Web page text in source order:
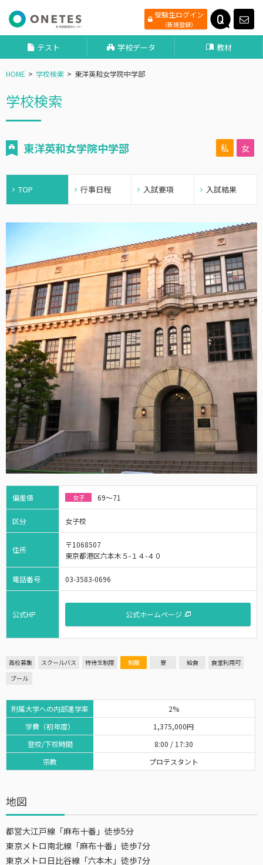
受験生ログイン
（新規登録）
テスト 学校データ 教材
HOME 学校検索 東洋英和女学院中学部
学校検索
東洋英和女学院中学部 私 女
TOP 行事日程 入試要項 入試結果
偏差値 女子 69～71
区分 女子校
住所
〒1068507
東京都港区六本木５-１４-４０
電話番号 03-3583-0696
公式HP 公式ホームページ
高校募集 スクールバス 特待生制度 制服 寮 給食
食堂利用可
プール
附属大学への内部進学率
学費（初年度）
登校/下校時間
宗教
2%
1,375,000円
8:00 / 17:30
プロテスタント
地図
都営大江戸線「麻布十番」徒歩5分
東京メトロ南北線「麻布十番」徒歩7分
東京メトロ日比谷線「六本木」徒歩7分